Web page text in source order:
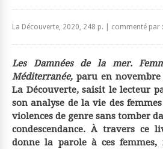
La Découverte, 2020, 248 p. | commenté par
Les Damnées de la mer.
Méditerranée,paru en
La Découverte, saisit le lecteur
son analyse de la vie des
violences de genre sans tomber
condescendance. À travers ce
donne la parole à ces femmes,